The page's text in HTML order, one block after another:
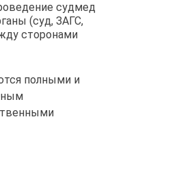
судмед
(суд, ЗАГС,
сторонами
полными и